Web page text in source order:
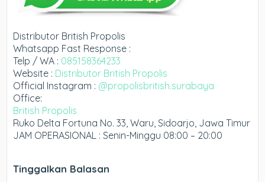
Distributor British Propolis
Whatsapp Fast Response :
Telp / WA : 085158364233
Website : Distributor British Propolis
Official Instagram : @propolisbritish.surabaya
Office:
British Propolis
Ruko Delta Fortuna No. 33, Waru, Sidoarjo, Jawa Timur
JAM OPERASIONAL : Senin-Minggu 08:00 – 20:00
Tinggalkan Balasan